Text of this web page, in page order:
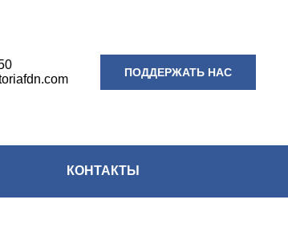
ПОДДЕРЖАТЬ НАС
КОНТАКТЫ